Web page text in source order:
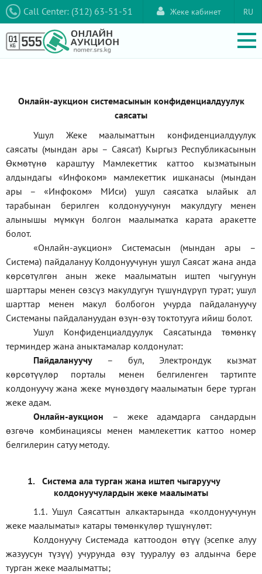
Call Center: (312) 63-51-51 RU
Жеке кабинет
Онлайн-аукцион системасынын конфиденциалдуулук
саясаты
Ушул Жеке маалыматтын конфиденциалдуулук
саясаты (мындан ары – Саясат) Кыргыз Республикасынын
Өкмөтүнө караштуу Мамлекеттик каттоо кызматынын
алдындагы «Инфоком» мамлекеттик ишканасы (мындан
ары –«Инфоком» МИси) ушул саясатка ылайык ал
тарабынан берилген колдонуучунун макулдугу менен
алынышы мүмкүн болгон маалыматка карата аракетте
болот.
«Онлайн-аукцион» Системасын (мындан ары –
Система) пайдалануу Колдонуучунун ушул Саясат жана анда
көрсөтүлгөн анын жеке маалыматын иштеп чыгуунун
шарттары менен сөзсүз макулдугун түшүндүрүп турат; ушул
шарттар менен макул болбогон учурда пайдалануучу
Системаны пайдалануудан өзүн-өзү токтотууга ийиш болот.
Ушул Конфиденциалдуулук Саясатында төмөнкү
терминдер жана аныктамалар колдонулат:
Пайдалануучу – бул, Электрондук кызмат
көрсөтүүлөр порталы менен белгиленген тартипте
колдонуучу жана жеке мүнөздөгү маалыматын бере турган
жеке адам.
Онлайн-аукцион – жеке адамдарга сандардын
өзгөчө комбинациясы менен мамлекеттик каттоо номер
белгилерин сатуу методу.
1. Система ала турган жана иштеп чыгаруучу
колдонуучулардын жеке маалыматы
1.1. Ушул Саясаттын алкактарында«колдонуучунун
жеке маалыматы» катары төмөнкүлөр түшүнүлөт:
Колдонуучу Системада каттоодон өтүү (эсепке алуу
жазуусун түзүү) учурунда өзү тууралуу өз алдынча бере
турган жеке маалыматты;